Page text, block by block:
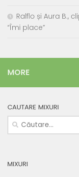
Ralflo și Aura B.,
“Îmi place”
MORE
CAUTARE MIXURI
Caută
după:
MIXURI